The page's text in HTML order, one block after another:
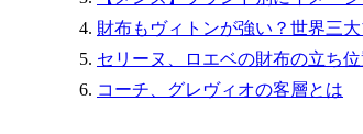
財布もヴィトンが強い？世界三
セリーヌ、ロエベの財布の立ち
コーチ、グレヴィオの客層とは